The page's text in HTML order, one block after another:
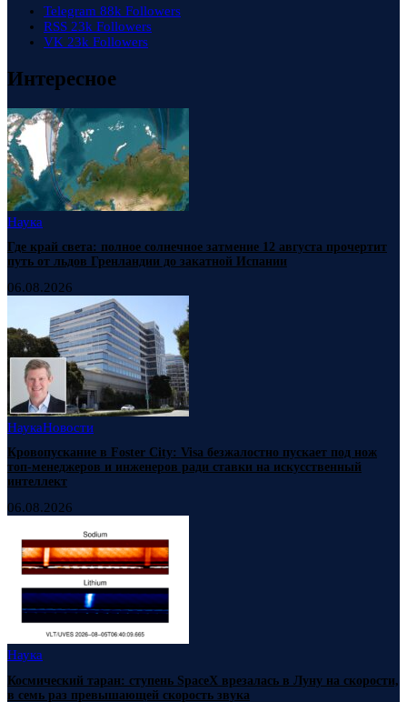
Telegram 88k Followers
RSS 23k Followers
VK 23k Followers
Интересное
Наука
Где край света: полное солнечное затмение 12 августа прочертит
путь от льдов Гренландии до закатной Испании
06.08.2026
НаукаНовости
Кровопускание в Foster City: Visa безжалостно пускает под нож
топ-менеджеров и инженеров ради ставки на искусственный
интеллект
06.08.2026
Наука
Космический таран: ступень SpaceX врезалась в Луну на скорости,
в семь раз превышающей скорость звука